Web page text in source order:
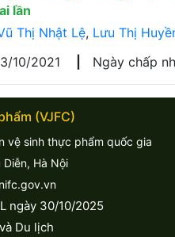
lần
Thị Nhật Lệ, Lưu Thị
10/2021 Ngày chấp
(VJFC)
vệ sinh thực phẩm quốc gia
Hà Nội
ngày 30/10/2025
Du lịch